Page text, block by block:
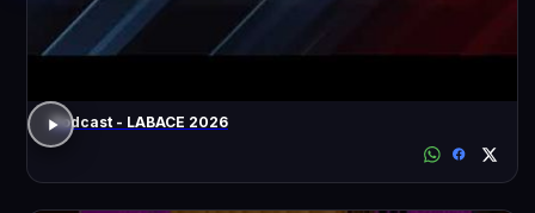
Podcast - LABACE 2026